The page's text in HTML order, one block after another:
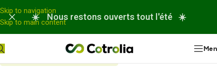
Panneau de gestion des cookies
Skip to navigation
Skip to main content
☀️ Nous restons ouverts tout l'été ☀️